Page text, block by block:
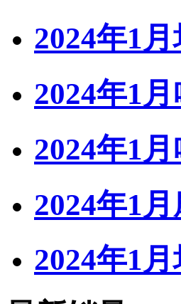
2024年1
2024年1
2024年1
2024年1
2024年1